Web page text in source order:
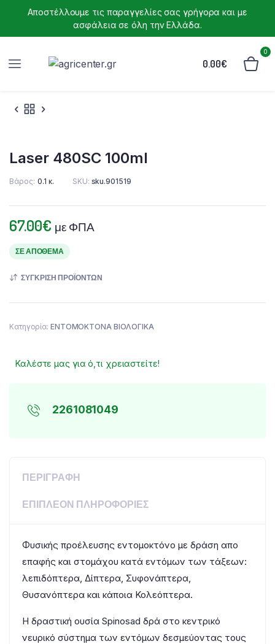
Αποστέλλουμε τις παραγγελίες σας γρήγορα και με
ασφάλεια σε όλη την Ελλάδα.
0.00€
0
Laser 480SC 100ml
Βάρος 0.1 κ. SKU: sku.901519
67.00€ με ΦΠΑ
ΣΕ ΑΠΌΘΕΜΑ
ΣΎΓΚΡΙΣΗ ΠΡΟΪΌΝΤΩΝ
Κατηγορία: ΕΝΤΟΜΟΚΤΟΝΑ ΒΙΟΛΟΓΙΚΑ
Καλέστε μας για ό,τι χρειαστείτε!
2261081049
ΠΕΡΙΓΡΑΦΉ
ΕΠΙΠΛΈΟΝ ΠΛΗΡΟΦΟΡΊΕΣ
Φυσικής προέλευσης εντομοκτόνο με δράση απο
επαφής και στομάχου κατά εντόμων των τάξεων:
λεπιδόπτερα, Δίπτερα, Συφονάπτερα,
Θυσανόπτερα και κάποια Κολεόπτερα.
Η δραστική ουσία Spinosad δρά στο κεντρικό
νευρικό σύστημα των εντόμων δεσμεύοντας τους